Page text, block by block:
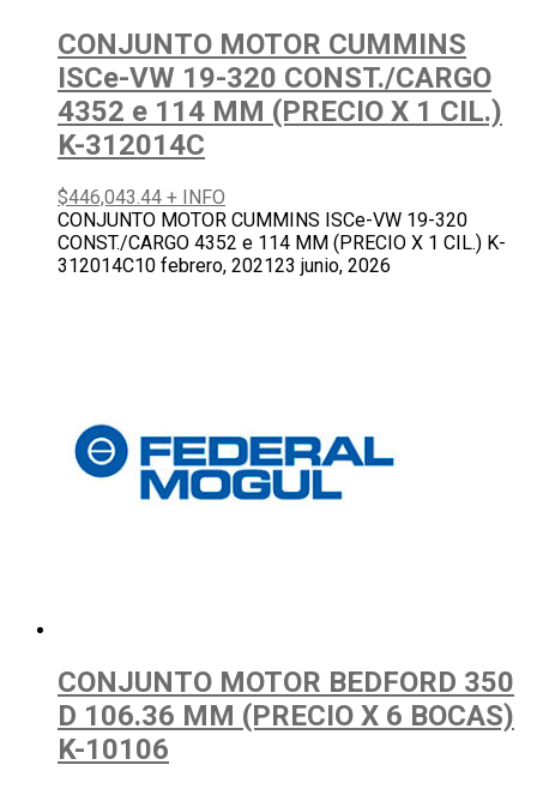
CONJUNTO MOTOR CUMMINS
ISCe-VW 19-320 CONST./CARGO
4352 e 114 MM (PRECIO X 1 CIL.)
K-312014C
$446,043.44 + INFO
CONJUNTO MOTOR CUMMINS ISCe-VW 19-320
CONST./CARGO 4352 e 114 MM (PRECIO X 1 CIL.) K-
312014C10 febrero, 202123 junio, 2026
CONJUNTO MOTOR BEDFORD 350
D 106.36 MM (PRECIO X 6 BOCAS)
K-10106